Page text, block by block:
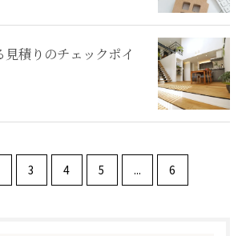
積りのチェックポイ
3 4 5 ... 6